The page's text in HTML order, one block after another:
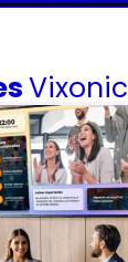
Vixonic